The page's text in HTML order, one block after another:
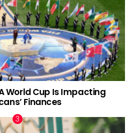
World Cup Is Impacting
Finances